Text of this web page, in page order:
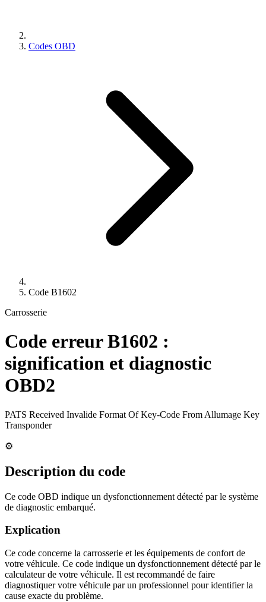
Codes OBD
Code B1602
Carrosserie
Code erreurB1602 :
signification et diagnostic
OBD2
PATS Received Invalide Format Of Key-Code From Allumage Key
Transponder
⚙️
Description du code
Ce code OBD indique un dysfonctionnement détecté par le système
de diagnostic embarqué.
Explication
Ce code concerne la carrosserie et les équipements de confort de
votre véhicule. Ce code indique un dysfonctionnement détecté par le
calculateur de votre véhicule. Il est recommandé de faire
diagnostiquer votre véhicule par un professionnel pour identifier la
cause exacte du problème.